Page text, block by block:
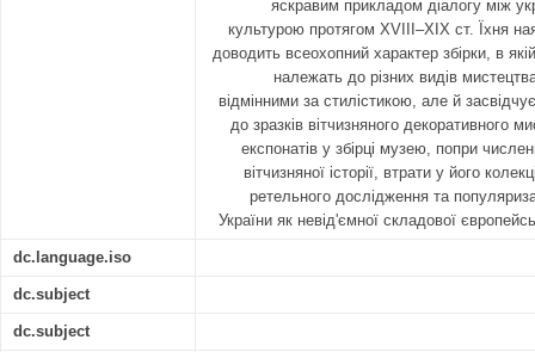
яскравим прикладом діалогу між
культурою протягом XVIII–XIX ст. Їхня
доводить всеохопний характер збірки, в
належать до різних видів
відмінними за стилістикою, але й
до зразків вітчизняного декоративного
експонатів у збірці музею, попри
вітчизняної історії, втрати у його
ретельного дослідження та
України як невід'ємної складової
dc.language.iso
dc.subject
dc.subject